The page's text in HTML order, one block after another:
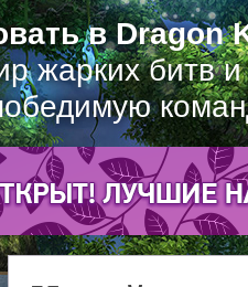
в Dragon
жарких битв